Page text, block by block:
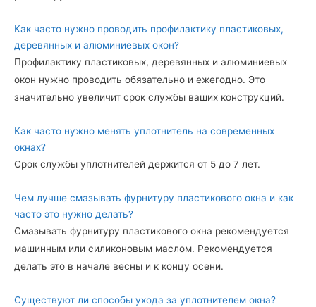
Как часто нужно проводить профилактику пластиковых,
деревянных и алюминиевых окон?
Профилактику пластиковых, деревянных и алюминиевых
окон нужно проводить обязательно и ежегодно. Это
значительно увеличит срок службы ваших конструкций.
Как часто нужно менять уплотнитель на современных
окнах?
Срок службы уплотнителей держится от 5 до 7 лет.
Чем лучше смазывать фурнитуру пластикового окна и как
часто это нужно делать?
Смазывать фурнитуру пластикового окна рекомендуется
машинным или силиконовым маслом. Рекомендуется
делать это в начале весны и к концу осени.
Существуют ли способы ухода за уплотнителем окна?